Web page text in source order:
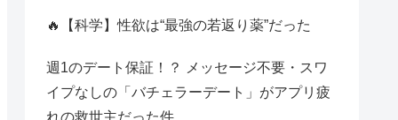
🔥【科学】性欲は“最強の若返り薬”だった
週1のデート保証！？ メッセージ不要・スワ
イプなしの「バチェラーデート」がアプリ疲